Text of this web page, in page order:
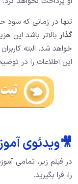
تنها در زمانی که سود
گذار بالاتر باشد این
خواهد شد. البته
این اطلاعات را در
🎥ویدئوی
در فیلم زیر، تمامی
را، فرا بگیرید.